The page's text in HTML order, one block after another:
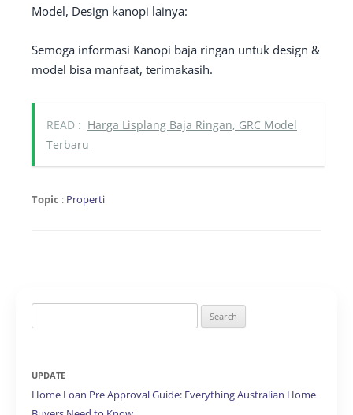
Model, Design kanopi lainya:
Semoga informasi Kanopi baja ringan untuk design &
model bisa manfaat, terimakasih.
READ : Harga Lisplang Baja Ringan, GRC Model
Terbaru
Topic : Properti
for:
UPDATE
Home Loan Pre Approval Guide: Everything Australian Home